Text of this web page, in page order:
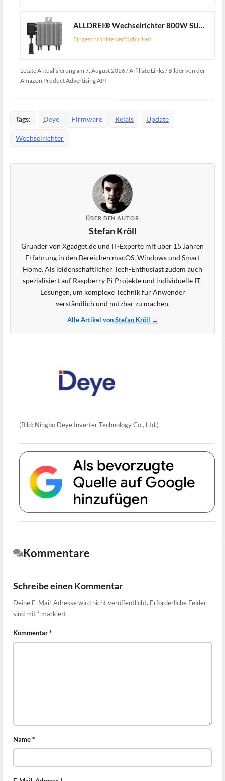
ALLDREI® Wechselrichter 800W SUN-M80G4-EU-Q0, Micro-Wechselrichter mit WLAN Funktion für Balkonkraftwerk, 0% MwSt
Eingeschränkte Verfügbarkeit
Letzte Aktualisierung am 7. August 2026 / Affiliate Links / Bilder von der
Amazon Product Advertising API
Tags: Deye Firmware Relais Update
Wechselrichter
ÜBER DEN AUTOR
Stefan Kröll
Gründer von Xgadget.de und IT-Experte mit über 15 Jahren
Erfahrung in den Bereichen macOS, Windows und Smart
Home. Als leidenschaftlicher Tech-Enthusiast zudem auch
spezialisiert auf Raspberry Pi Projekte und individuelle IT-
Lösungen, um komplexe Technik für Anwender
verständlich und nutzbar zu machen.
Alle Artikel von Stefan Kröll →
(Bild: Ningbo Deye Inverter Technology Co., Ltd.)
Kommentare
Schreibe einen Kommentar
Deine E-Mail-Adresse wird nicht veröffentlicht. Erforderliche Felder
sind mit * markiert
Kommentar*
Name*